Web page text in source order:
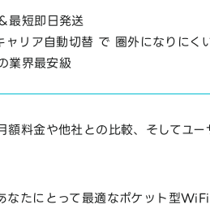
最短即日発送
ャリア自動切替 で 圏外になりにく
業界最安級
料金や他社との比較、そしてユー
たにとって最適なポケット型